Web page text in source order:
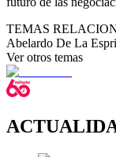
TEMAS
Abelardo De La
Ver otros temas